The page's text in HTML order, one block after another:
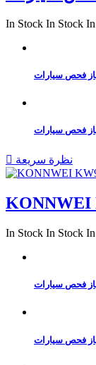
In Stock In Stock
 نظرة سريعة
KONNWEI
In Stock In Stock